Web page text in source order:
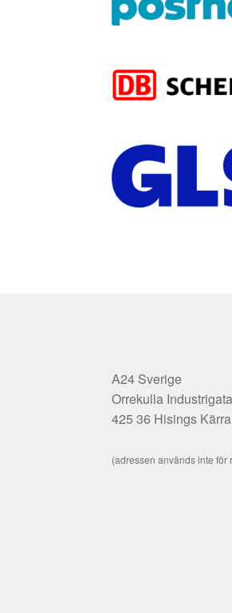
A24 Sverige
Orrekulla
425 36 Hisings Kärra
(adressen används inte för